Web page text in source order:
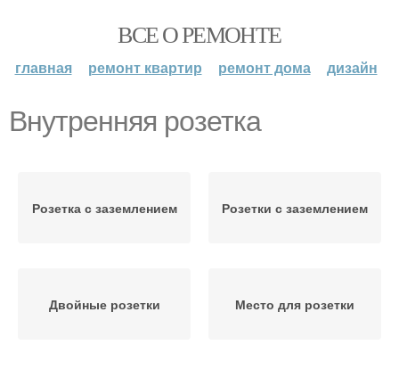
ВСЕ О РЕМОНТЕ
главная ремонт квартир ремонт дома дизайн
Внутренняя розетка
Розетка с заземлением Розетки с заземлением
Двойные розетки Место для розетки